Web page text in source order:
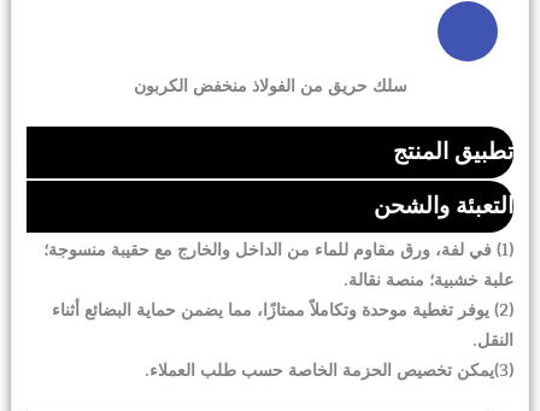
سلك حريق من الفولاذ منخفض الكربون
تطبيق المنتج
التعبئة والشحن
(1) في لفة، ورق مقاوم للماء من الداخل والخارج مع حقيبة منسوجة؛
علبة خشبية؛ منصة نقالة.
(2) يوفر تغطية موحدة وتكاملاً ممتازًا، مما يضمن حماية البضائع أثناء
النقل.
(3)يمكن تخصيص الحزمة الخاصة حسب طلب العملاء.